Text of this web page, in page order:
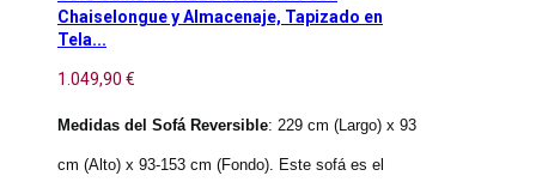
Chaiselongue y Almacenaje, Tapizado en
Tela...
1.049,90 €
Medidas del Sofá Reversible: 229 cm (Largo) x 93
cm (Alto) x 93-153 cm (Fondo). Este sofá es el